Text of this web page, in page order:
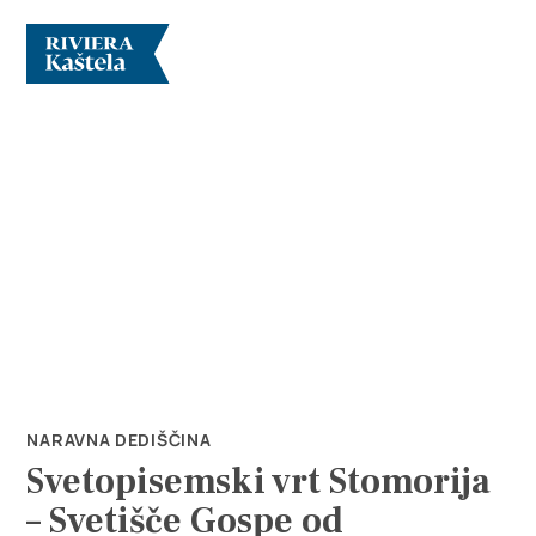
Info
NARAVNA DEDIŠČINA
Svetopisemski vrt Stomorija
– Svetišče Gospe od